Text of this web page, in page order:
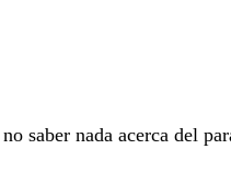
saber nada acerca del